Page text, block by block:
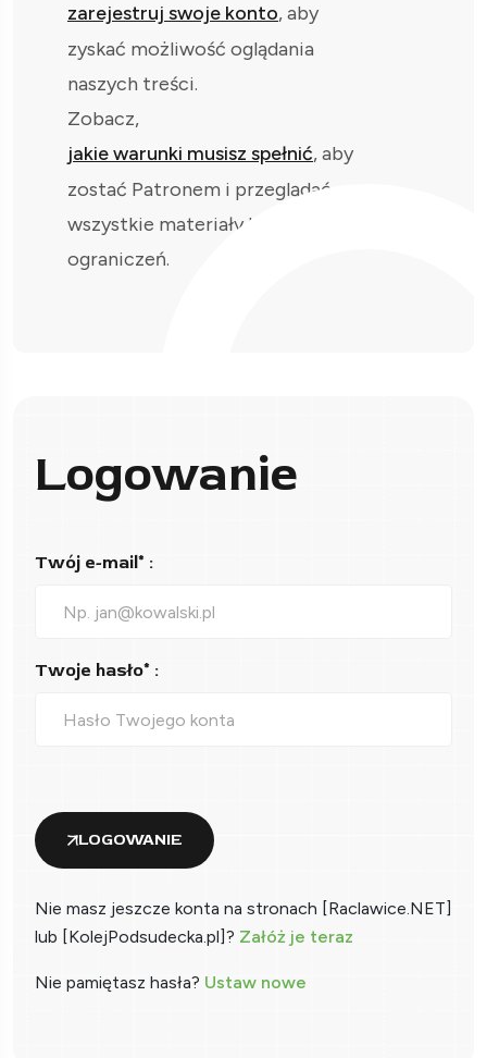
zarejestruj swoje konto, aby
zyskać możliwość oglądania
naszych treści.
Zobacz,
jakie warunki musisz spełnić, aby
zostać Patronem i przeglądać
wszystkie materiały bez
ograniczeń.
Logowanie
Twój e-mail* :
Twoje hasło* :
LOGOWANIE
Nie masz jeszcze konta na stronach [Raclawice.NET]
lub [KolejPodsudecka.pl]? Załóż je teraz
Nie pamiętasz hasła? Ustaw nowe